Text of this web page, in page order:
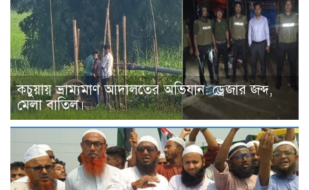
কচুয়ায় ভ্রাম্যমাণ আদালতের অভিযান: ড্রেজার জব্দ,
মেলা বাতিল।